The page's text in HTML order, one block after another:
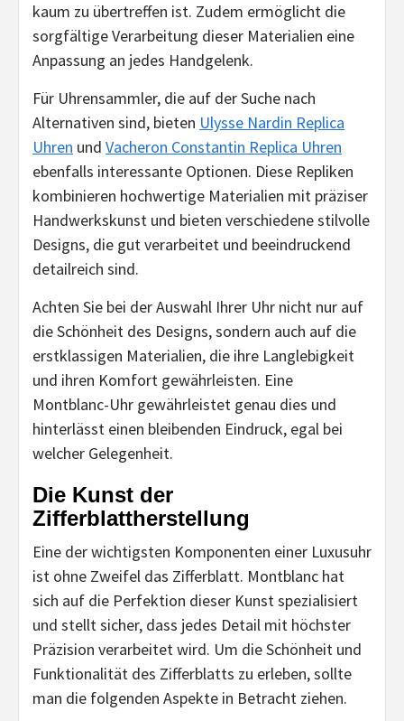
kaum zu übertreffen ist. Zudem ermöglicht die
sorgfältige Verarbeitung dieser Materialien eine
Anpassung an jedes Handgelenk.
Für Uhrensammler, die auf der Suche nach
Alternativen sind, bieten Ulysse Nardin Replica
Uhren und Vacheron Constantin Replica Uhren
ebenfalls interessante Optionen. Diese Repliken
kombinieren hochwertige Materialien mit präziser
Handwerkskunst und bieten verschiedene stilvolle
Designs, die gut verarbeitet und beeindruckend
detailreich sind.
Achten Sie bei der Auswahl Ihrer Uhr nicht nur auf
die Schönheit des Designs, sondern auch auf die
erstklassigen Materialien, die ihre Langlebigkeit
und ihren Komfort gewährleisten. Eine
Montblanc-Uhr gewährleistet genau dies und
hinterlässt einen bleibenden Eindruck, egal bei
welcher Gelegenheit.
Die Kunst der
Zifferblattherstellung
Eine der wichtigsten Komponenten einer Luxusuhr
ist ohne Zweifel das Zifferblatt. Montblanc hat
sich auf die Perfektion dieser Kunst spezialisiert
und stellt sicher, dass jedes Detail mit höchster
Präzision verarbeitet wird. Um die Schönheit und
Funktionalität des Zifferblatts zu erleben, sollte
man die folgenden Aspekte in Betracht ziehen.